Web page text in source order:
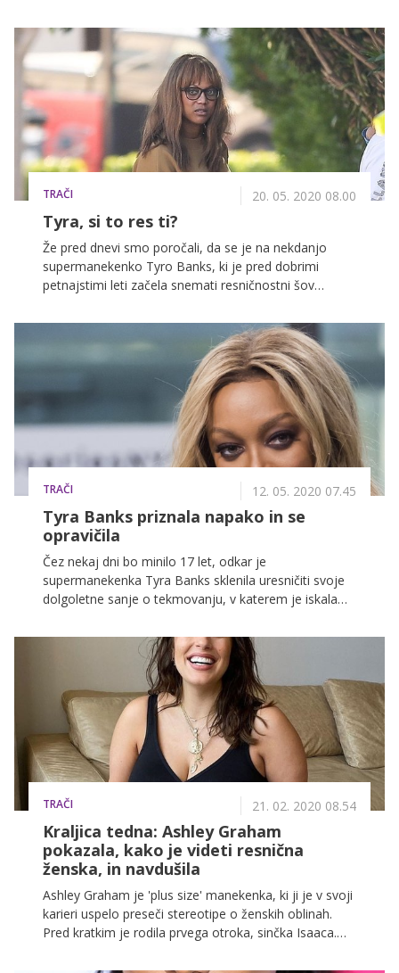
tekmovalk netaktni in večkrat moralno sporni. Eden od
Tyrinih sodelavcev pa je zdaj razkril še eno
podrobnost.
TRAČI 20. 05. 2020 08.00
Tyra, si to res ti?
Že pred dnevi smo poročali, da se je na nekdanjo
supermanekenko Tyro Banks, ki je pred dobrimi
petnajstimi leti začela snemati resničnostni šov
model), vsul plaz kritik, ko je ena od oboževalk šova,
ki ima sicer kar 24 sezon, opozorila na krivice, ki so se
dogajale tekmovalkam. Seznam pa je vse daljši.
TRAČI 12. 05. 2020 07.45
Tyra Banks priznala napako in se
opravičila
Čez nekaj dni bo minilo 17 let, odkar je
supermanekenka Tyra Banks sklenila uresničiti svoje
dolgoletne sanje o tekmovanju, v katerem je iskala
Top Model je v naslednjih letih doživel kar neverjetnih
24 sezon, pozneje so se tekmovalkam pridružili tudi
tekmovalci. Čeprav sta od zadnje sezone minili že več
kot dve leti, se je te dni Tyra znašla pod številnimi
obtožbami javnosti.
TRAČI 21. 02. 2020 08.54
Kraljica tedna: Ashley Graham
pokazala, kako je videti resnična
ženska, in navdušila
Ashley Graham je 'plus size' manekenka, ki ji je v svoji
karieri uspelo preseči stereotipe o ženskih oblinah.
Pred kratkim je rodila prvega otroka, sinčka Isaaca.
pomembnosti dobre samopodobe in pozitivne